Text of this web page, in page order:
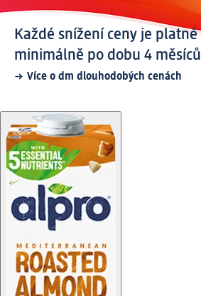
Každé snížení ceny je platné
minimálně po dobu 4 měsíců
Více o dm dlouhodobých cenách